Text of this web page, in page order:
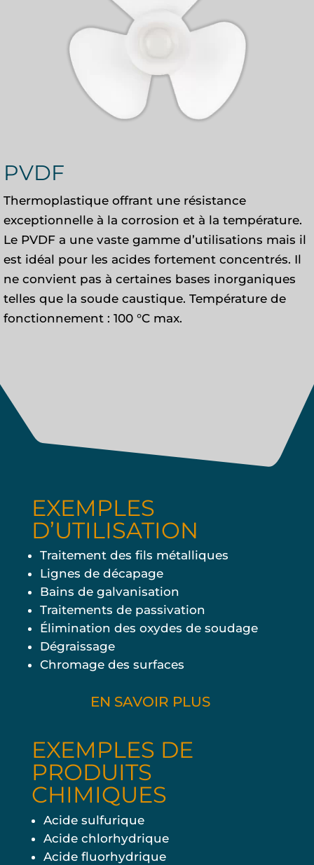
PVDF
Thermoplastique offrant une résistance
exceptionnelle à la corrosion et à la température.
Le PVDF a une vaste gamme d’utilisations mais il
est idéal pour les acides fortement concentrés. Il
ne convient pas à certaines bases inorganiques
telles que la soude caustique. Température de
fonctionnement : 100 °C max.
EXEMPLES
D’UTILISATION
Traitement des fils métalliques
Lignes de décapage
Bains de galvanisation
Traitements de passivation
Élimination des oxydes de soudage
Dégraissage
Chromage des surfaces
EN SAVOIR PLUS
EXEMPLES DE
PRODUITS
CHIMIQUES
Acide sulfurique
Acide chlorhydrique
Acide fluorhydrique